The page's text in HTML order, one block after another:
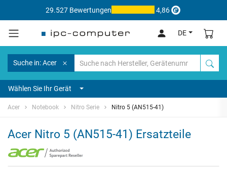
29.527 Bewertungen 4,86
DE
Suche in: Acer
Wählen Sie Ihr Gerät
Acer Notebook Nitro Serie Nitro 5 (AN515-41)
Acer Nitro 5 (AN515-41) Ersatzteile